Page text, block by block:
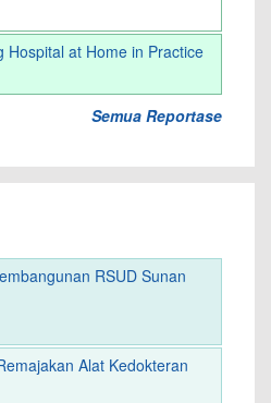
Hospital at Home in Practice
Semua Reportase
RSUD Sunan
Alat Kedokteran